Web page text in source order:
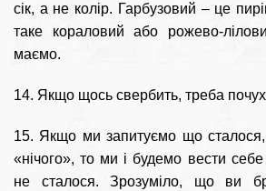
сік, а не колір. Гарбузовий – це
таке кораловий або рожево-
маємо.
14. Якщо щось свербить, треба
15. Якщо ми запитуємо що сталося,
«нічого», то ми і будемо вести себе
не сталося. Зрозуміло, що ви